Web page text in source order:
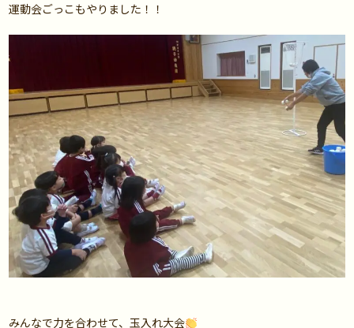
運動会ごっこもやりました！！
みんなで力を合わせて、玉入れ大会